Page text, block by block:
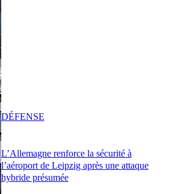
L’Allemagne renforce la sécurité à
l’aéroport de Leipzig après une attaque
hybride présumée
DÉFENSE